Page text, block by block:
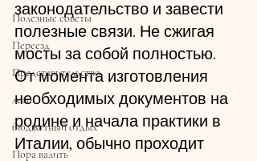
Полезные советы
Переезд
Представительство
лето
бюджетный отдых
Пора валить
законодательство и завести
полезные связи. Не сжигая
мосты за собой полностью.
От момента изготовления
необходимых документов на
родине и начала практики в
Италии, обычно проходит